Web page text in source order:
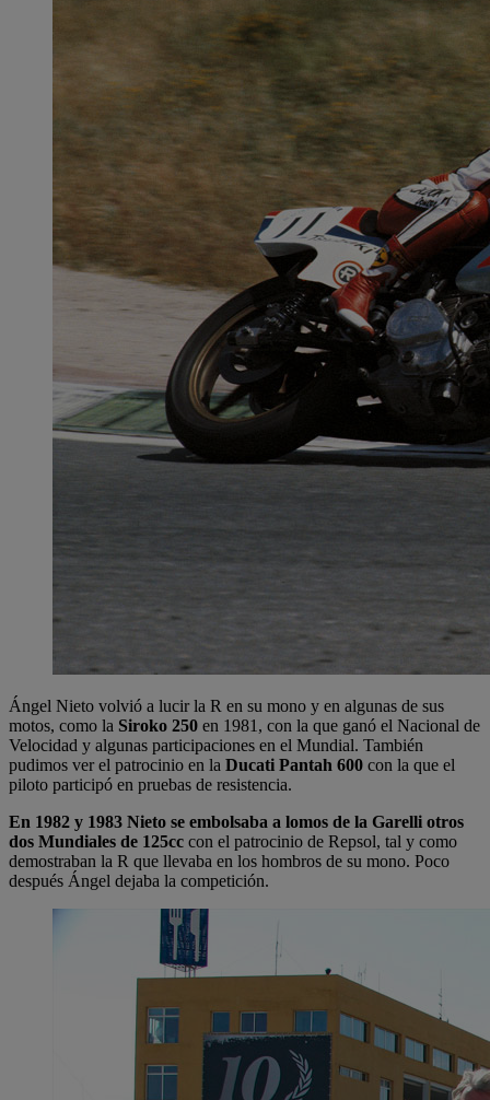
Ángel Nieto volvió a lucir la R en su mono y en algunas de sus
motos, como la Siroko 250 en 1981, con la que ganó el Nacional de
Velocidad y algunas participaciones en el Mundial. También
pudimos ver el patrocinio en la Ducati Pantah 600 con la que el
piloto participó en pruebas de resistencia.
En 1982 y 1983 Nieto se embolsaba a lomos de la Garelli otros
dos Mundiales de 125cc con el patrocinio de Repsol, tal y como
demostraban la R que llevaba en los hombros de su mono. Poco
después Ángel dejaba la competición.